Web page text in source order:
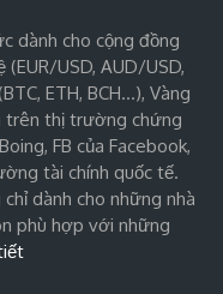
dành cho cộng đồng
USD, AUD/USD,
ETH, BCH…), Vàng
trên thị trường chứng
FB của Facebook,
tài chính quốc tế.
dành cho những nhà
phù hợp với những